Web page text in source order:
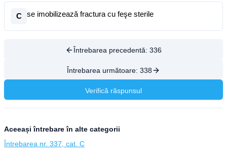
C se imobilizează fractura cu feşe sterile
Întrebarea precedentă: 336
Întrebarea următoare: 338
Verifică răspunsul
Aceeași întrebare în alte categorii
Întrebarea nr. 337, cat. C